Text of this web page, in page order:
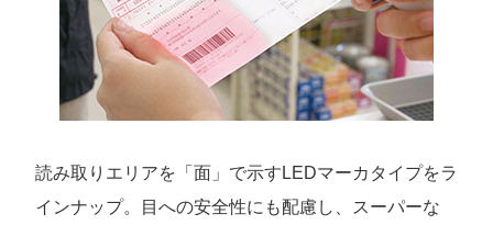
読み取りエリアを「面」で示すLEDマーカタイプをラ
インナップ。目への安全性にも配慮し、スーパーな